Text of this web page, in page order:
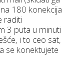
180 konekcija
raditi
3 puta u minuti
i to ceo sat,
se konektujete